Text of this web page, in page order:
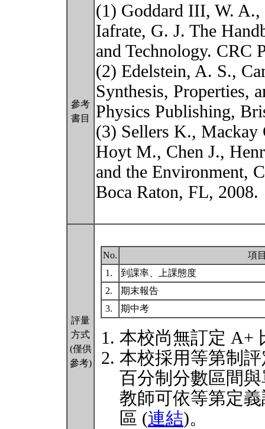
參考
書目
(1) Goddard III, W.
Iafrate, G. J. The
and Technology. CRC
(2) Edelstein, A. S.,
Synthesis, Properties,
Physics Publishing,
(3) Sellers K., Mackay
Hoyt M., Chen J.,
and the Environment,
Boca Raton, FL, 2008.
評量
方式
(僅供
參考)
No.
項
1.
到課率、上課態度
2.
期末報告
3.
期中考
本校尚無訂定 A+
本校採用等第制
百分制分數區間
教師可依等第定
區 (連結)。